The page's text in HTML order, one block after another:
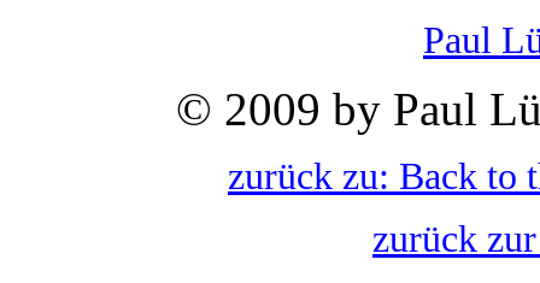
Paul
© 2009 by Paul
zurück zu: Back to
zurück